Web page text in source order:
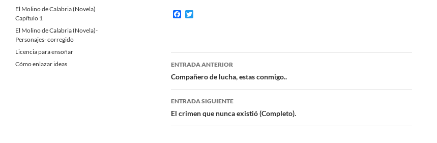
F
o
o
e
r
Navegación
de
entradas
ENTRADA ANTERIOR
Compañero de lucha, estas conmigo..
ENTRADA SIGUIENTE
El crimen que nunca existió (Completo).
El Molino de Calabria (Novela)
Capítulo 1
El Molino de Calabria (Novela)-
Personajes- corregido
Licencia para ensoñar
Cómo enlazar ideas